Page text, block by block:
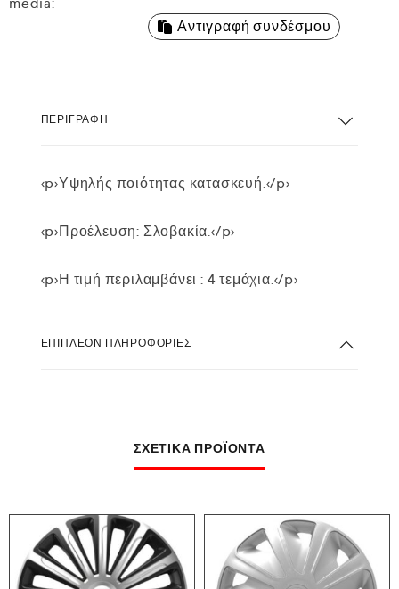
Αντιγραφή συνδέσμου
ΠΕΡΙΓΡΑΦΉ
<p>Υψηλής ποιότητας κατασκευή.</p>
<p>Προέλευση: Σλοβακία.</p>
<p>Η τιμή περιλαμβάνει : 4 τεμάχια.</p>
ΕΠΙΠΛΈΟΝ ΠΛΗΡΟΦΟΡΊΕΣ
ΣΧΕΤΙΚΆ ΠΡΟΪΌΝΤΑ